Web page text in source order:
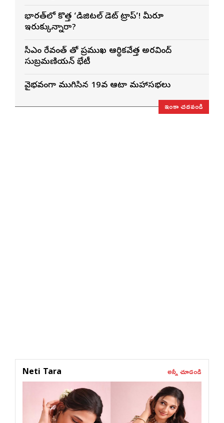
భారత్‌లో కొత్త ‘డిజిటల్ డెట్ ట్రాప్’! మీరూ
ఇరుక్కున్నారా?
సీఎం రేవంత్ తో ప్రముఖ ఆర్థికవేత్త అరవింద్‌
సుబ్రమణియన్ భేటీ
వైభవంగా ముగిసిన 19వ ఆటా మహాసభలు
ఇంకా చదవండి
Neti Tara అన్నీ చూడండి